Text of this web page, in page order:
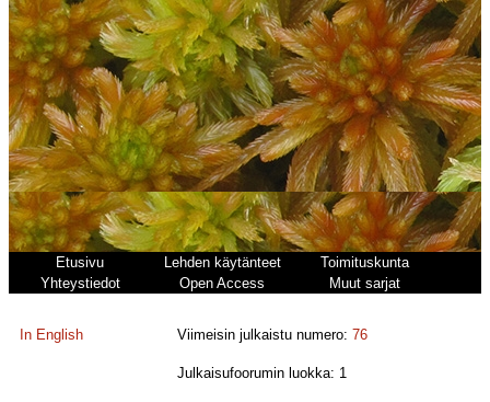
Etusivu Lehden käytänteet
Toimituskunta
Yhteystiedot
Open Access Muut sarjat
In English Viimeisin julkaistu numero:76
Julkaisufoorumin luokka: 1